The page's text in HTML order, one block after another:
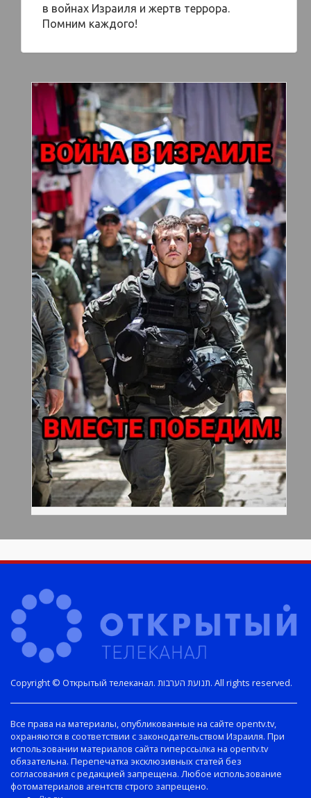
в войнах Израиля и жертв террора.
Помним каждого!
Copyright © Открытый телеканал. תנועת הערבות. All rights reserved.
Все права на материалы, опубликованные на сайте opentv.tv,
охраняются в соответствии с законодательством Израиля. При
использовании материалов сайта гиперссылка на opentv.tv
обязательна. Перепечатка эксклюзивных статей без
согласования с редакцией запрещена. Любое использование
фотоматериалов агентств строго запрещено.